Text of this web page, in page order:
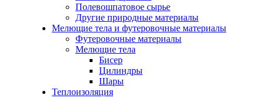
Полевошпатовое сырье
Другие природные материалы
Мелющие тела и футеровочные материалы
Футеровочные материалы
Мелющие тела
Бисер
Цилиндры
Шары
Теплоизоляция